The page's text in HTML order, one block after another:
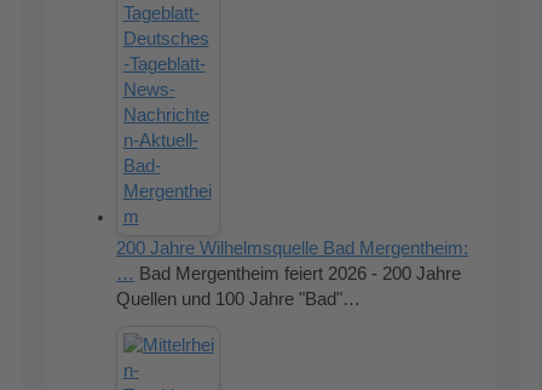
200 Jahre Wilhelmsquelle Bad Mergentheim:
… Bad Mergentheim feiert 2026 - 200 Jahre
Quellen und 100 Jahre "Bad"…